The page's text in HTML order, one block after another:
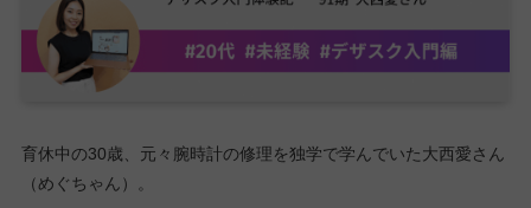
育休中の30歳、元々腕時計の修理を独学で学んでいた大西愛さん
（めぐちゃん）。